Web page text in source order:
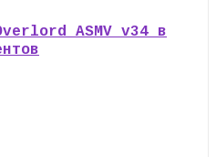
ASMV v34 в